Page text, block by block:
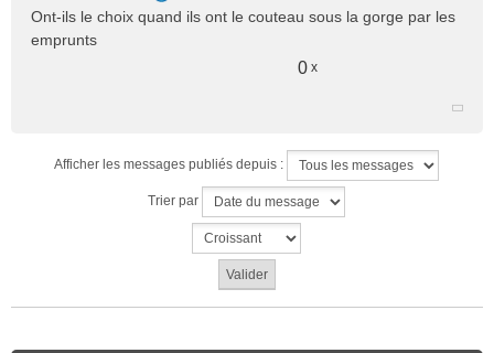
Ont-ils le choix quand ils ont le couteau sous la gorge par les
emprunts
0 x
Afficher les messages publiés depuis :
Trier par